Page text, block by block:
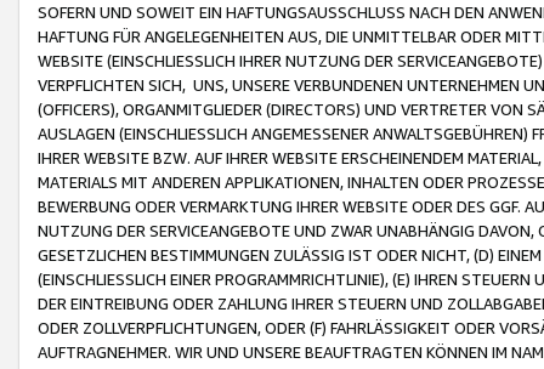
SOFERN UND SOWEIT EIN HAFTUNGSAUSSCHLUSS NACH DEN
HAFTUNG FÜR ANGELEGENHEITEN AUS, DIE UNMITTELBAR ODER
WEBSITE (EINSCHLIESSLICH IHRER NUTZUNG DER
VERPFLICHTEN SICH, UNS, UNSERE VERBUNDENEN UNTERNEHMEN
(OFFICERS), ORGANMITGLIEDER (DIRECTORS) UND VERTRETER VON
AUSLAGEN (EINSCHLIESSLICH ANGEMESSENER
IHRER WEBSITE BZW. AUF IHRER WEBSITE ERSCHEINENDEM
MATERIALS MIT ANDEREN APPLIKATIONEN, INHALTEN ODER
BEWERBUNG ODER VERMARKTUNG IHRER WEBSITE ODER DES GGF.
NUTZUNG DER SERVICEANGEBOTE UND ZWAR UNABHÄNGIG
GESETZLICHEN BESTIMMUNGEN ZULÄSSIG IST ODER NICHT, (D)
(EINSCHLIESSLICH EINER PROGRAMMRICHTLINIE), (E) IHREN
DER EINTREIBUNG ODER ZAHLUNG IHRER STEUERN UND
ODER ZOLLVERPFLICHTUNGEN, ODER (F) FAHRLÄSSIGKEIT ODER
AUFTRAGNEHMER. WIR UND UNSERE BEAUFTRAGTEN KÖNNEN IM